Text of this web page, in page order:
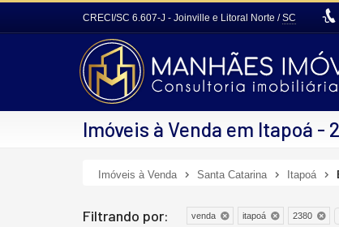
CRECI/SC 6.607-J - Joinville e Litoral Norte /SC
Imóveis à Venda em Itapoá -
Imóveis à Venda Santa Catarina Itapoá
Filtrando por: venda itapoá 2380